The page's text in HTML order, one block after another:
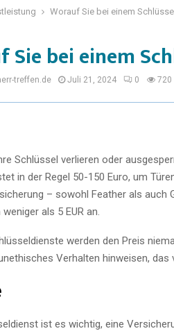
Worauf Sie bei einem
Sie bei einem
treffen.de Juli 21, 2024 0 720
Schlüssel verlieren oder
in der Regel 50-150 Euro, um
– sowohl Feather als
als 5 EUR an.
werden den Preis
Verhalten hinweisen, das
ist es wichtig, eine